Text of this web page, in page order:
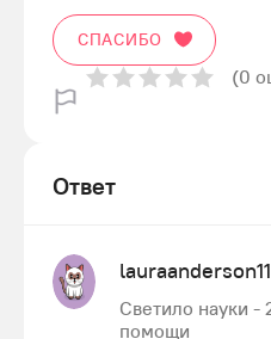
СПАСИБО
(0
Ответ
Светило науки -
помощи